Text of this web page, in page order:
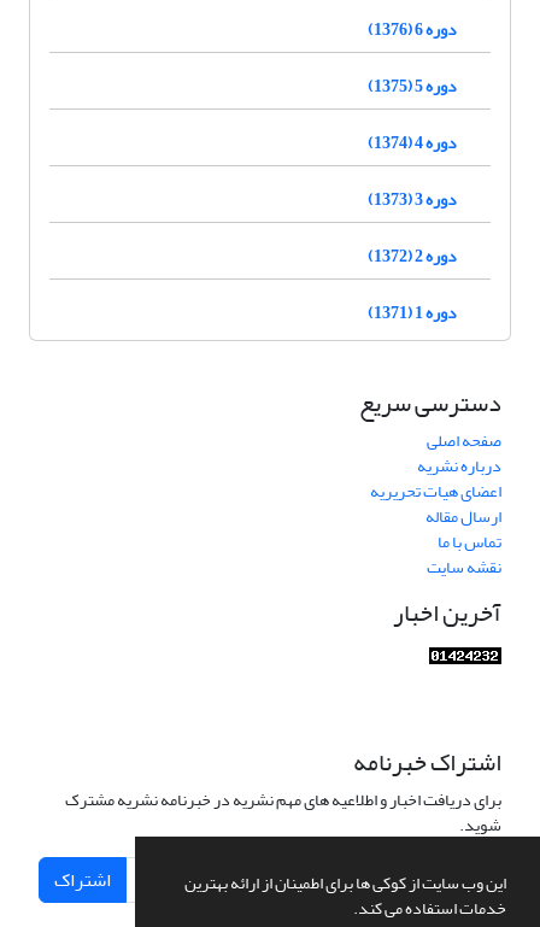
این وب سایت از کوکی ها برای اطمینان از ارائه بهترین
خدمات استفاده می کند.
دوره 6 (1376)
دوره 5 (1375)
دوره 4 (1374)
دوره 3 (1373)
دوره 2 (1372)
دوره 1 (1371)
دسترسی سریع
صفحه اصلی
درباره نشریه
اعضای هیات تحریریه
ارسال مقاله
تماس با ما
نقشه سایت
آخرین اخبار
اشتراک خبرنامه
برای دریافت اخبار و اطلاعیه های مهم نشریه در خبرنامه نشریه مشترک
شوید.
اشتراک